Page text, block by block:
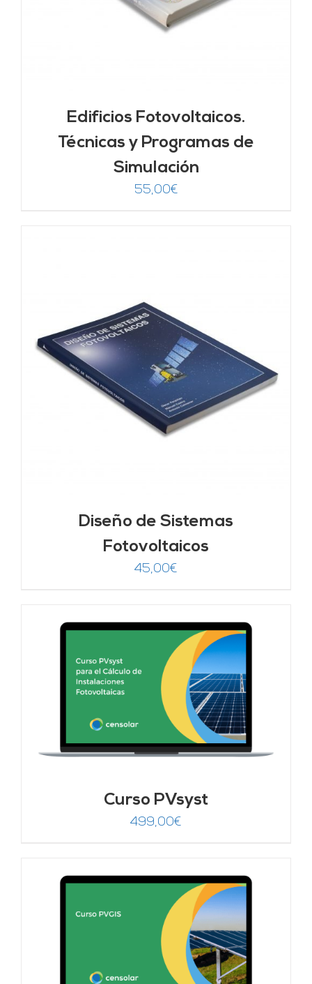
Edificios Fotovoltaicos.
Técnicas y Programas de
Simulación
55,00€
Diseño de Sistemas
Fotovoltaicos
45,00€
Curso PVsyst
499,00€